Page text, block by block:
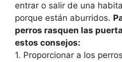
entrar o salir de una
porque están aburridos.
perros rasquen las
estos consejos:
1. Proporcionar a los